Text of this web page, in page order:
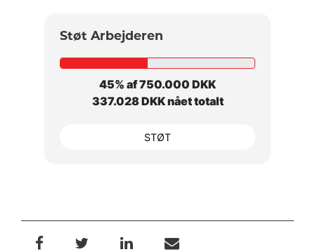
Støt Arbejderen
45% af 750.000 DKK
337.028 DKK nået totalt
STØT